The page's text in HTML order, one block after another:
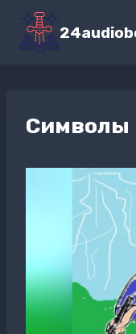
Перейти
содержимому
Символы